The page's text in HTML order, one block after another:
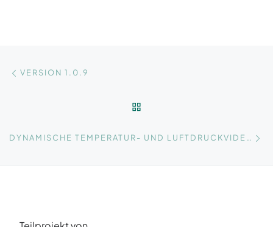
Beitragsnavigation
VERSION 1.0.9
DYNAMISCHE TEMPERATUR- UND LUFTDRUCKVIDEOS